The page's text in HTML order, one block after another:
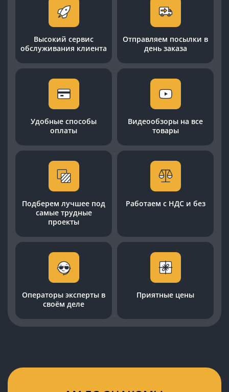
Высокий сервис
обслуживания клиента
Отправляем посылки в
день заказа
Удобные способы
оплаты
Видеообзоры на все
товары
Подберем лучшее под
самые трудные
проекты
Работаем с НДС и без
Операторы эксперты в
своём деле
Приятные цены